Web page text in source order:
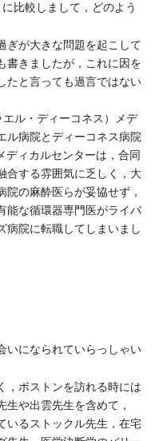
比較しまして，どのよう
が大きな問題を起こして
書きましたが，これに因を
たと言っても過言ではない
ル・ディーコネス）メデ
ル病院とディーコネス病院
ディカルセンターは，合同
合する雰囲気に乏しく，大
の麻酔医らが妥協せず，
能な循環器専門医がライバ
病院に転職してしまいまし
になられていらっしゃい
ボストンを訪れる時には
や出雲先生を含めて，
いるストックル先生，在宅